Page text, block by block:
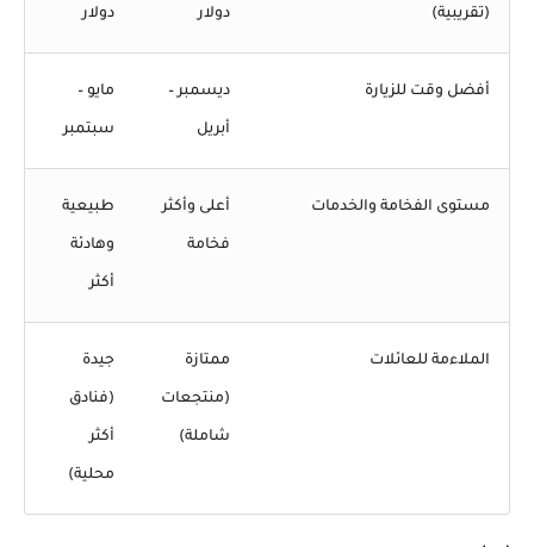
(تقريبية) دولار دولار
أفضل وقت للزيارة ديسمبر –
أبريل
مايو –
سبتمبر
مستوى الفخامة والخدمات أعلى وأكثر
فخامة
طبيعية
وهادئة
أكثر
الملاءمة للعائلات ممتازة
(منتجعات
شاملة)
جيدة
(فنادق
أكثر
محلية)